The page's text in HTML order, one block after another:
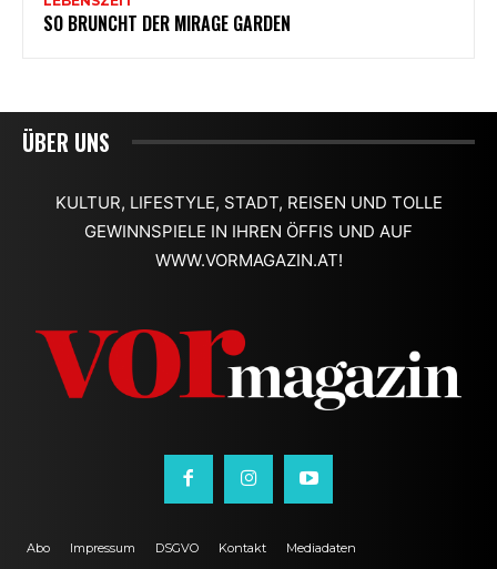
ÜBER UNS
KULTUR, LIFESTYLE, STADT, REISEN UND TOLLE
GEWINNSPIELE IN IHREN ÖFFIS UND AUF
WWW.VORMAGAZIN.AT!
Abo Impressum DSGVO Kontakt Mediadaten